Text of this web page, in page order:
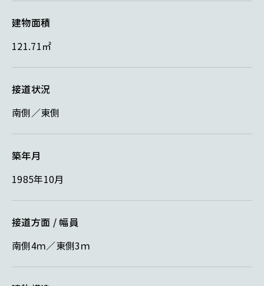
建物面積
121.71㎡
接道状況
南側／東側
築年月
1985年10月
接道方面 / 幅員
南側4ｍ／東側3ｍ